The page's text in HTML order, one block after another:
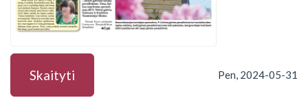
Skaityti Pen, 2024-05-31